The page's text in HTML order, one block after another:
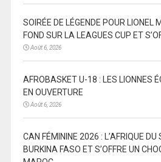
SOIRÉE DE LÉGENDE POUR LIONEL
FOND SUR LA LEAGUES CUP ET
Août 6, 2026
AFROBASKET U-18 : LES LIONNES
EN OUVERTURE
Août 6, 2026
CAN FÉMININE 2026 : L’AFRIQUE DU
BURKINA FASO ET S’OFFRE UN